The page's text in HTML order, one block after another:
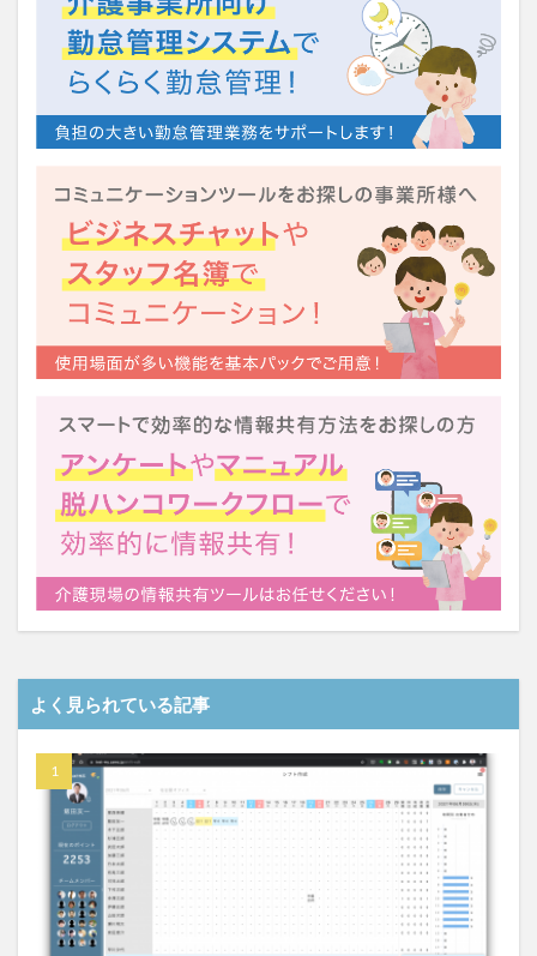
よく見られている記事
行動心理学
補助金
見守り
計測データ共有システム
組織作り
訪問介護
認定介護福祉士
認知症
速乾
運営指導
関西テレビ
障害者向けグループホーム
離職防止
靴下 飯田友一
香取幹
高瀬比左子
高齢者住宅新聞
組織力の向上
組織マネジメント
日常 特養
有松絞り
未来の介護
未来をつくるKaigoカフェ
株式会社いぶき
梅雨 水仕事
決断力
消毒液
涼しい
清潔感
濱崎明子
社会福祉協議会
社会福祉士
社会福祉法人 若竹大寿会
社会福祉法人フラワー園
社会福祉連携推進法人
社内エンゲージメント
社内コミュニケーション
社内ポイントシステム
カンテレハッズ
グッドデザイン賞
グランデージ和泉
クリスマス
グループウェア
クレーム
クローズアップ現代
ケアズ・コネクト
ケアデータコネクト
ケアデータコネクト ホーム
コーチング
オリブ園
コミュニケーション
サービス付き高齢者住宅
サービス責任者
サカナクション
サポート
サンクスカード